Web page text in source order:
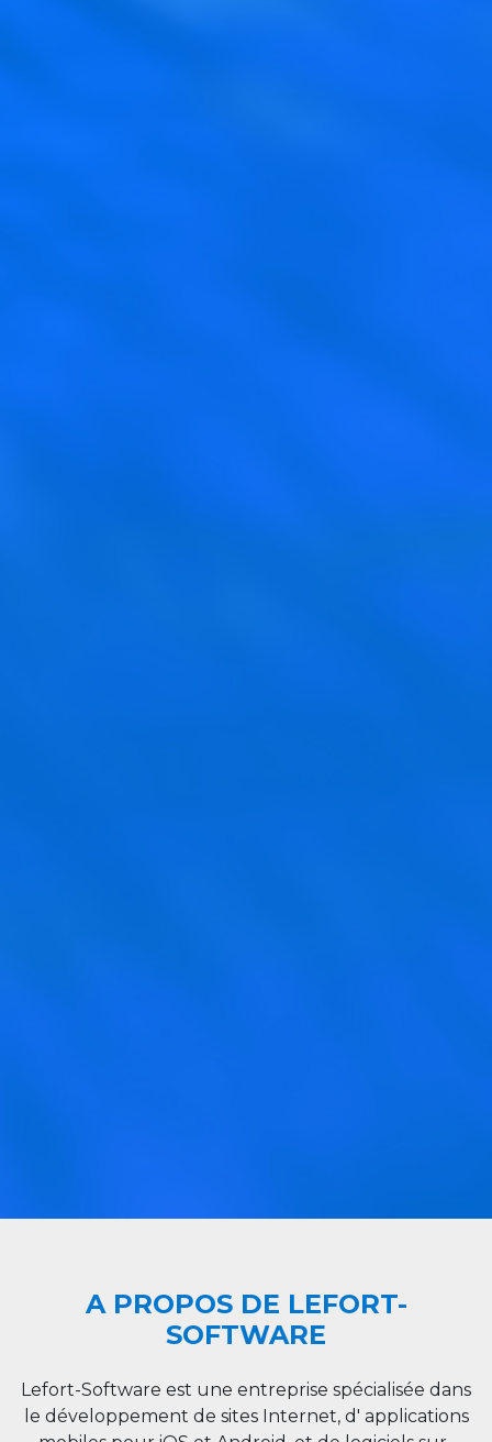
A PROPOS DE LEFORT-
SOFTWARE
Lefort-Software est une entreprise spécialisée dans
le développement de sites Internet, d' applications